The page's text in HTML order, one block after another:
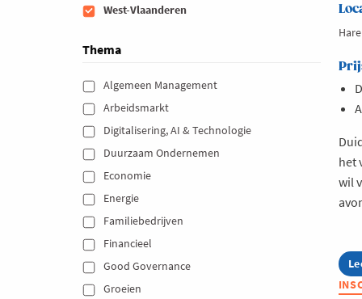
West-Vlaanderen
Thema
Algemeen Management
Arbeidsmarkt
Digitalisering, AI & Technologie
Duurzaam Ondernemen
Economie
Energie
Familiebedrijven
Financieel
Good Governance
Groeien
het
wil